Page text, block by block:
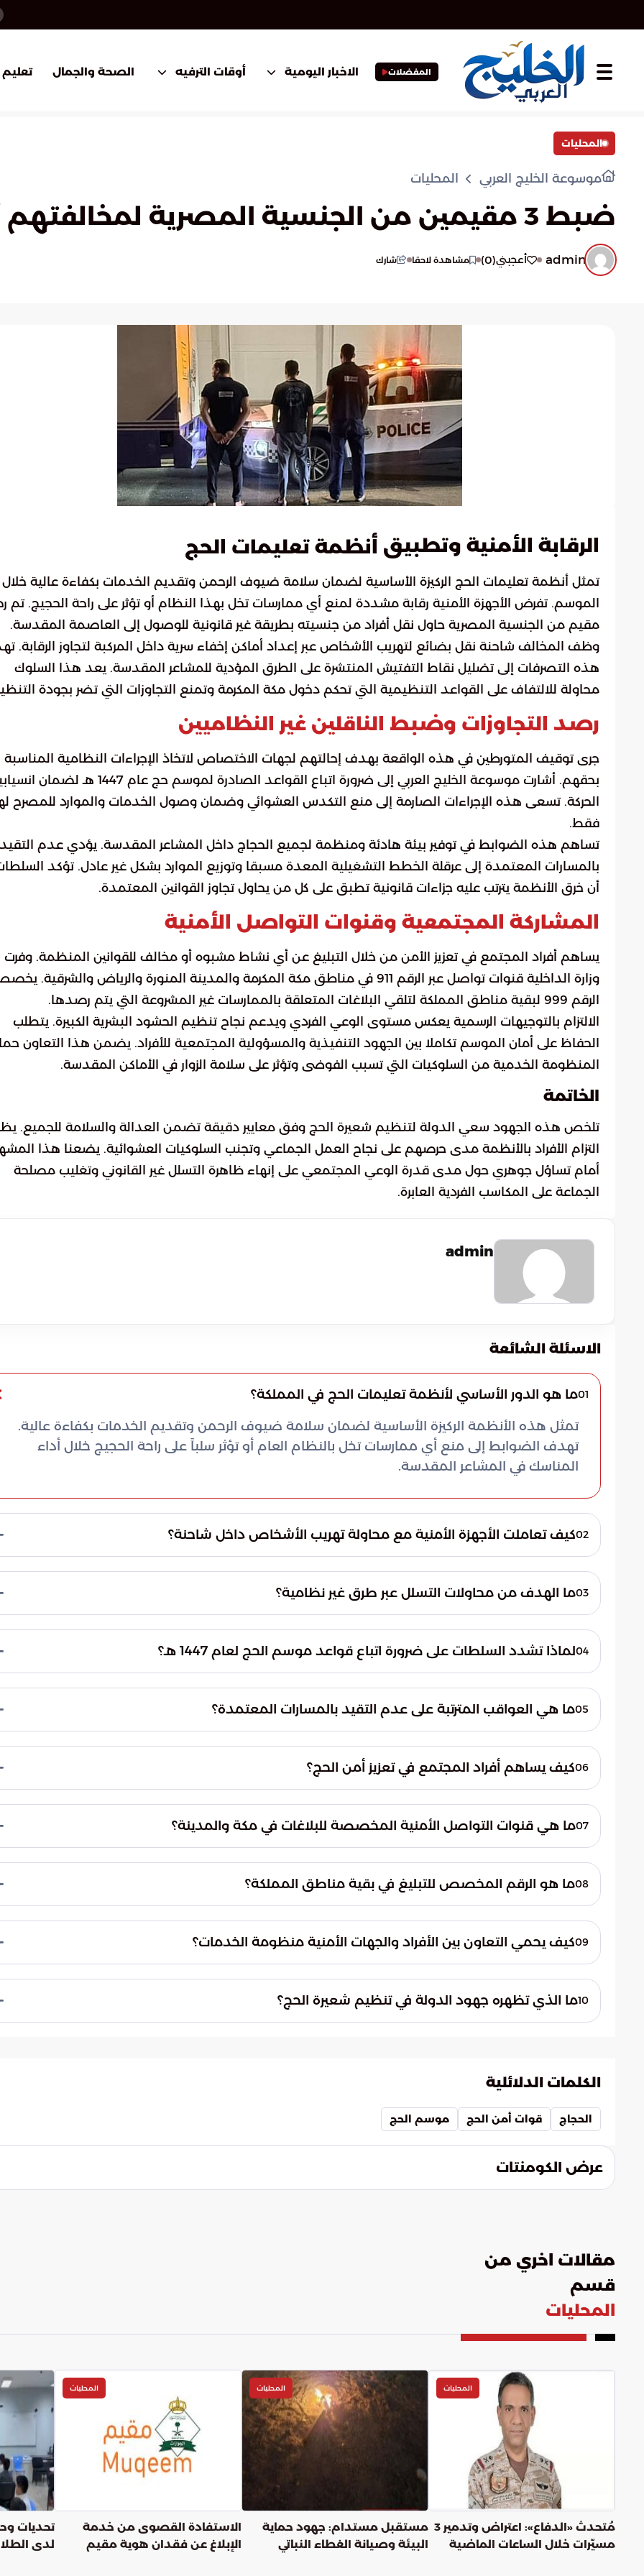
المفضلات الاخبار اليومية أوقات الترفيه الصحة والجمال تعليم
المحليات
موسوعة الخليج العربي المحليات
ضبط 3 مقيمين من الجنسية المصرية لمخالفتهم أنظمة وتعليمات الحج
admin أعجبني(
0
) مشاهدة لاحقا شارك
الرقابة الأمنية وتطبيق أنظمة تعليمات الحج
تمثل أنظمة تعليمات الحج الركيزة الأساسية لضمان سلامة ضيوف الرحمن وتقديم الخدمات بكفاءة عالية خلال
الموسم. تفرض الأجهزة الأمنية رقابة مشددة لمنع أي ممارسات تخل بهذا النظام أو تؤثر على راحة الحجيج. تم
مقيم من الجنسية المصرية حاول نقل أفراد من جنسيته بطريقة غير قانونية للوصول إلى العاصمة المقدسة.
وظف المخالف شاحنة نقل بضائع لتهريب الأشخاص عبر إعداد أماكن إخفاء سرية داخل المركبة لتجاوز الرقابة.
هذه التصرفات إلى تضليل نقاط التفتيش المنتشرة على الطرق المؤدية للمشاعر المقدسة. يعد هذا السلوك
محاولة للالتفاف على القواعد التنظيمية التي تحكم دخول مكة المكرمة وتمنع التجاوزات التي تضر بجودة
رصد التجاوزات وضبط الناقلين غير النظاميين
جرى توقيف المتورطين في هذه الواقعة بهدف إحالتهم لجهات الاختصاص لاتخاذ الإجراءات النظامية المناسبة
بحقهم. أشارت موسوعة الخليج العربي إلى ضرورة اتباع القواعد الصادرة لموسم حج عام 1447 هـ
الحركة. تسعى هذه الإجراءات الصارمة إلى منع التكدس العشوائي وضمان وصول الخدمات والموارد للمصرح
فقط.
تساهم هذه الضوابط في توفير بيئة هادئة ومنظمة لجميع الحجاج داخل المشاعر المقدسة. يؤدي عدم التقيد
بالمسارات المعتمدة إلى عرقلة الخطط التشغيلية المعدة مسبقا وتوزيع الموارد بشكل غير عادل. تؤكد
أن خرق الأنظمة يترتب عليه جزاءات قانونية تطبق على كل من يحاول تجاوز القوانين المعتمدة.
المشاركة المجتمعية وقنوات التواصل الأمنية
يساهم أفراد المجتمع في تعزيز الأمن من خلال التبليغ عن أي نشاط مشبوه أو مخالف للقوانين المنظمة. وفرت
وزارة الداخلية قنوات تواصل عبر الرقم 911 في مناطق مكة المكرمة والمدينة المنورة والرياض والشرقية.
الرقم 999 لبقية مناطق المملكة لتلقي البلاغات المتعلقة بالممارسات غير المشروعة التي يتم رصدها.
الالتزام بالتوجيهات الرسمية يعكس مستوى الوعي الفردي ويدعم نجاح تنظيم الحشود البشرية الكبيرة. يتطلب
الحفاظ على أمان الموسم تكاملا بين الجهود التنفيذية والمسؤولية المجتمعية للأفراد. يضمن هذا التعاون
المنظومة الخدمية من السلوكيات التي تسبب الفوضى وتؤثر على سلامة الزوار في الأماكن المقدسة.
الخاتمة
تلخص هذه الجهود سعي الدولة لتنظيم شعيرة الحج وفق معايير دقيقة تضمن العدالة والسلامة للجميع.
التزام الأفراد بالأنظمة مدى حرصهم على نجاح العمل الجماعي وتجنب السلوكيات العشوائية. يضعنا هذا
أمام تساؤل جوهري حول مدى قدرة الوعي المجتمعي على إنهاء ظاهرة التسلل غير القانوني وتغليب مصلحة
الجماعة على المكاسب الفردية العابرة.
admin
الاسئلة الشائعة
01ما هو الدور الأساسي لأنظمة تعليمات الحج في المملكة؟
تمثل هذه الأنظمة الركيزة الأساسية لضمان سلامة ضيوف الرحمن وتقديم الخدمات بكفاءة عالية.
تهدف الضوابط إلى منع أي ممارسات تخل بالنظام العام أو تؤثر سلباً على راحة الحجيج خلال أداء
المناسك في المشاعر المقدسة.
02كيف تعاملت الأجهزة الأمنية مع محاولة تهريب الأشخاص داخل شاحنة؟
سرية داخل شاحنة نقل بضائع. تم توقيف المتورطين فوراً لإحالتهم إلى جهات الاختصاص لاتخاذ
الإجراءات النظامية الصارمة بحقهم.
03ما الهدف من محاولات التسلل عبر طرق غير نظامية؟
المقدسة والالتفاف على القواعد التنظيمية. تؤدي هذه المحاولات إلى الإضرار بجودة التنظيم وتؤثر04لماذا تشدد السلطات على ضرورة اتباع قواعد موسم الحج لعام 1447 هـ؟
التكدس العشوائي. تضمن هذه الإجراءات وصول الموارد والخدمات الطبية واللوجستية للمصرح لهم
فقط وبأعلى مستويات الجودة.
05ما هي العواقب المترتبة على عدم التقيد بالمسارات المعتمدة؟
كما يترتب على خرق هذه القوانين جزاءات قانونية وعقوبات تطبق على كل من يحاول تجاوز الأنظمة06كيف يساهم أفراد المجتمع في تعزيز أمن الحج؟
للأنظمة. يعكس الالتزام بالتوجيهات الرسمية مستوى الوعي الفردي الذي يدعم نجاح تنظيم الحشود
البشرية الكبيرة في مكة المكرمة.
07ما هي قنوات التواصل الأمنية المخصصة للبلاغات في مكة والمدينة؟
الرياض، والشرقية. يتيح هذا الرقم للمواطنين والمقيمين سرعة التواصل مع الجهات الأمنية للإبلاغ عن
أي ممارسات غير مشروعة.
08ما هو الرقم المخصص للتبليغ في بقية مناطق المملكة؟
الرقم (999) لاستلام كافة البلاغات الأمنية. يضمن ذلك تغطية أمنية شاملة لجميع أنحاء البلاد خلال
موسم الحج.
09كيف يحمي التعاون بين الأفراد والجهات الأمنية منظومة الخدمات؟
الفوضوية. يساعد هذا التعاون في الحفاظ على سلامة الزوار ويمنع التجاوزات التي قد تؤدي إلى إرباك
العمل الجماعي في المشاعر.
10ما الذي تظهره جهود الدولة في تنظيم شعيرة الحج؟
المكاسب الفردية العابرة.
الكلمات الدلائلية
الحجاج قوات أمن الحج موسم الحج
عرض الكومنتات
مقالات اخري من
قسم
المحليات
المحليات
مُتحدث «الدفاع»: اعتراض وتدمير 3
مسيّرات خلال الساعات الماضية
المحليات
مستقبل مستدام: جهود حماية
البيئة وصيانة الغطاء النباتي
المحليات
الاستفادة القصوى من خدمة
الإبلاغ عن فقدان هوية مقيم
تحديات
لدى